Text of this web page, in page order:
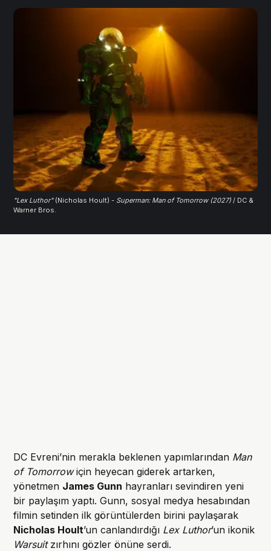
"Lex Luthor" (Nicholas Hoult) - Superman: Man of Tomorrow (2027)/ DC &
Warner Bros.
DC Evreni’nin merakla beklenen yapımlarından Man
of Tomorrowiçin heyecan giderek artarken,
yönetmen James Gunn hayranları sevindiren yeni
bir paylaşım yaptı. Gunn, sosyal medya hesabından
filmin setinden ilk görüntülerden birini paylaşarak
Nicholas Hoult’un canlandırdığı Lex Luthor’un ikonik
Warsuitzırhını gözler önüne serdi.